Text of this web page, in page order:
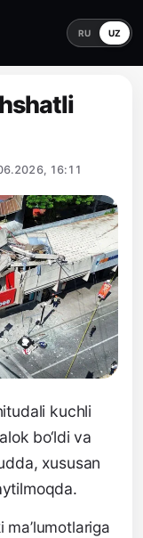
RU UZ
16:11
kuchli
bo‘ldi va
xususan